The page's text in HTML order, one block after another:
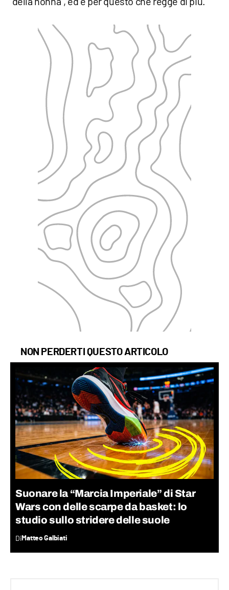
NON PERDERTI QUESTO ARTICOLO
Suonare la “Marcia Imperiale” di Star
Wars con delle scarpe da basket: lo
studio sullo stridere delle suole
DiMatteo Galbiati